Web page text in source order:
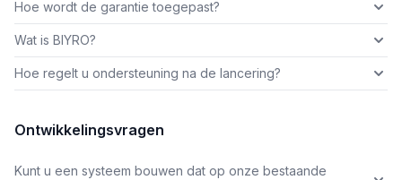
Hoe wordt de garantie toegepast?
Wat is BIYRO?
Hoe regelt u ondersteuning na de lancering?
Ontwikkelingsvragen
Kunt u een systeem bouwen dat op onze bestaande